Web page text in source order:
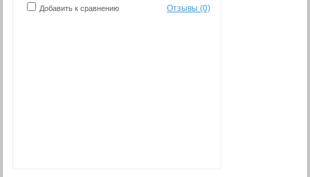
Добавить к сравнению Отзывы (0)